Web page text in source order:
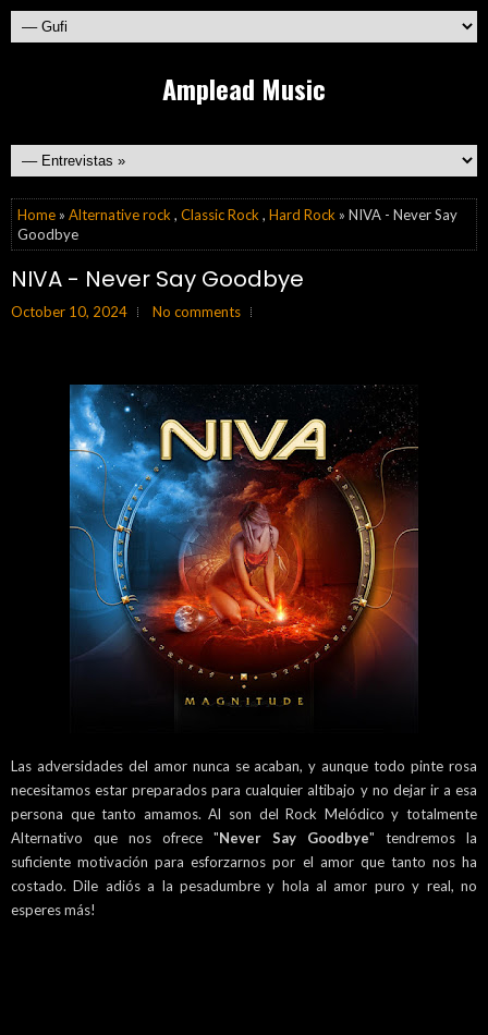
Amplead Music
Home » Alternative rock , Classic Rock , Hard Rock » NIVA - Never Say
Goodbye
NIVA - Never Say Goodbye
October 10, 2024 No comments
Las adversidades del amor nunca se acaban, y aunque todo pinte rosa
necesitamos estar preparados para cualquier altibajo y no dejar ir a esa
persona que tanto amamos. Al son del Rock Melódico y totalmente
Alternativo que nos ofrece "Never Say Goodbye" tendremos la
suficiente motivación para esforzarnos por el amor que tanto nos ha
costado. Dile adiós a la pesadumbre y hola al amor puro y real, no
esperes más!